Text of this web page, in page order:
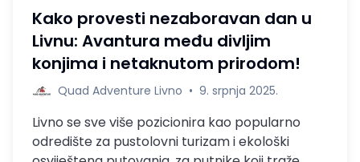
Kako provesti nezaboravan dan u
Livnu: Avantura među divljim
konjima i netaknutom prirodom!
Quad Adventure Livno • 9. srpnja 2025.
Livno se sve više pozicionira kao popularno
odredište za pustolovni turizam i ekološki